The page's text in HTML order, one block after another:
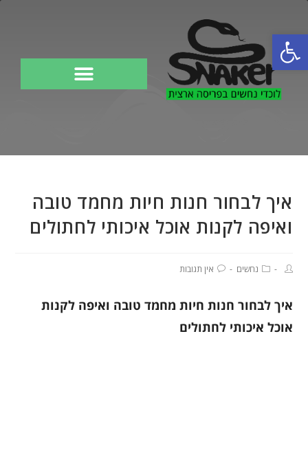
פתח סרגל נגישות
איך לבחור חנות חיות מחמד טובה
ואיפה לקנות אוכל איכותי לחתולים
נחשים אין תגובות
איך לבחור חנות חיות מחמד טובה ואיפה לקנות
אוכל איכותי לחתולים